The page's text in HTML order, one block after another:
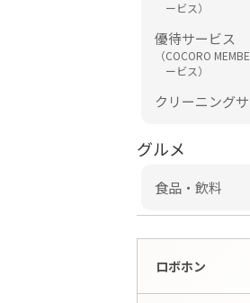
ービス）
優待サービス
（COCORO
ービス）
クリーニング
グルメ
食品・飲料
ロボホン